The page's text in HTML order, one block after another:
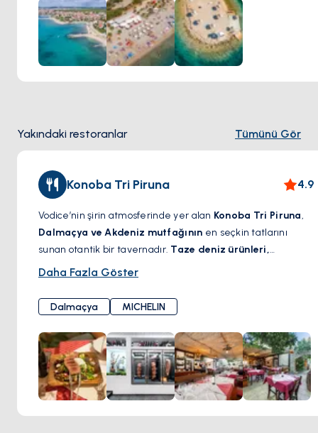
yapmak için mükemmel bir yerdir.
Yakındaki restoranlar Tümünü Gör
Konoba Tri Piruna 4.9
Vodice’nin şirin atmosferinde yer alan Konoba Tri Piruna,
Dalmaçya ve Akdeniz mutfağının en seçkin tatlarını
sunan otantik bir tavernadır. Taze deniz ürünleri,
ustalıkla ızgara edilen etler ve geleneksel peka
taşlarını oluşturur.Tarihi taş duvarlı iç mekânı ve huzurlu
açık terası, konuklarına sıcak ve samimi bir yemek
deneyimi sunar. Bölgenin en iyi şaraplarıyla
eşleştirebileceğiniz bu lezzetler, Adriyatik mutfağının
gerçek ruhunu yansıtır.Romantik bir akşam yemeği veya
keyifli bir aile buluşması için Konoba Tri Piruna,
Vodice’de kaçırılmaması gereken bir gastronomik
noktadır.
Daha Fazla Göster
Dalmaçya MICHELIN